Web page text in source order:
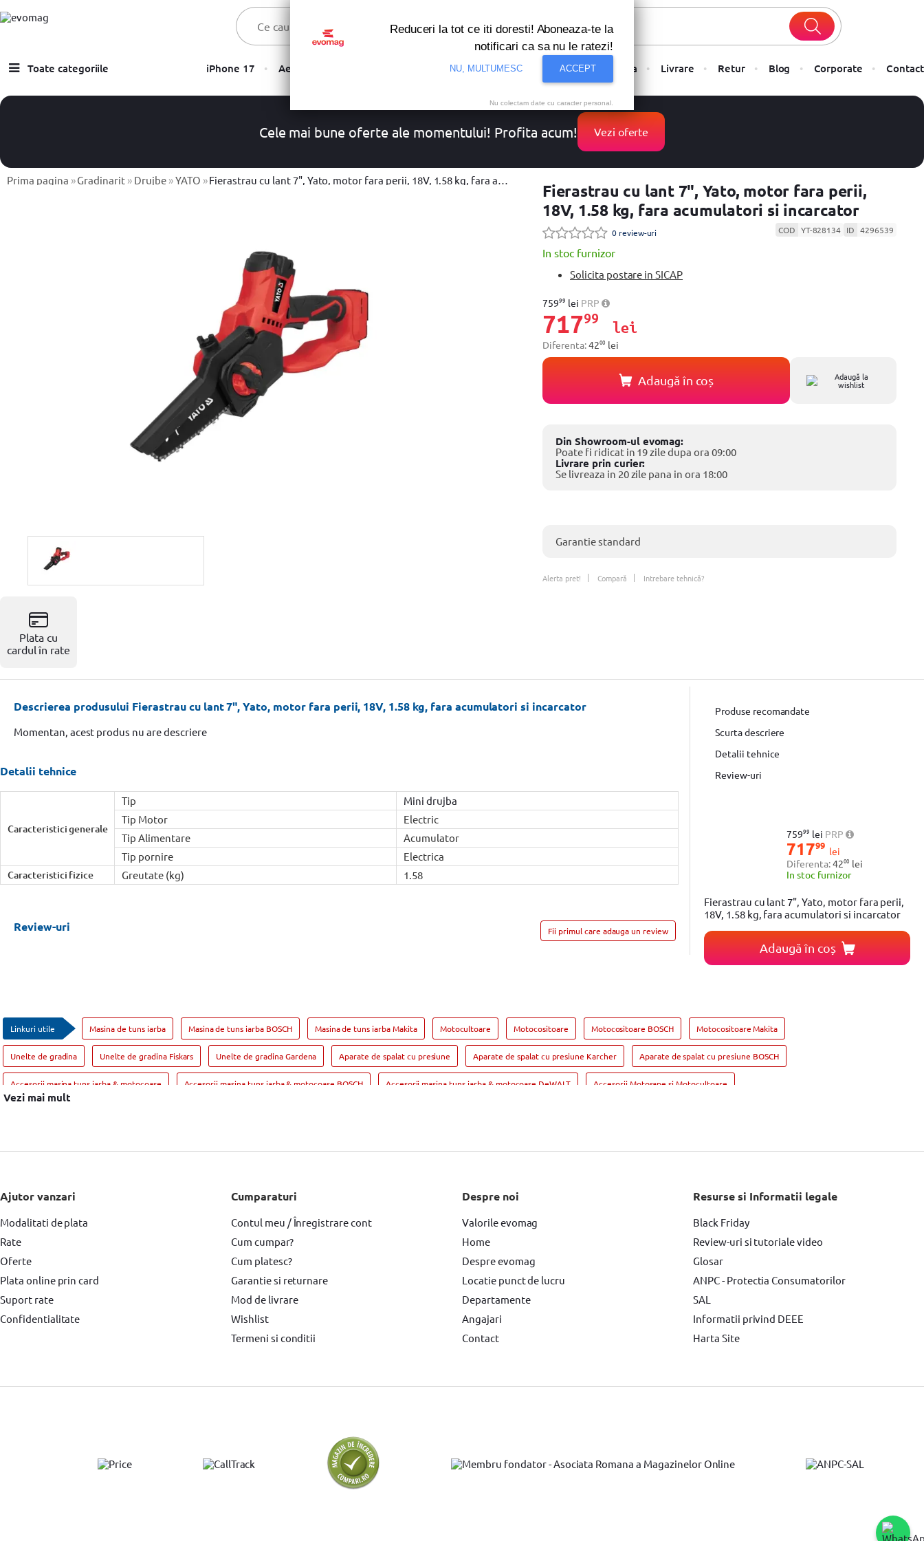
Toate categoriile
Laptopuri
Componente PC & Gaming
Ceasuri
Servicii
Vouchere
Resigilate
iPhone 17 Aer Conditionat Oferte Resigilate Solutii de Plata Livrare Retur Blog Corporate Contact
Cele mai bune oferte ale momentului! Profita acum! Vezi oferte
Prima pagina »Gradinarit » Drujbe »YATO »Fierastrau cu lant 7", Yato, motor fara perii, 18V, 1.58 kg, fara acumulatori si incarcator
Plata cu
cardul în rate
Fierastrau cu lant 7", Yato, motor fara perii,
18V, 1.58 kg, fara acumulatori si incarcator
0 review-uri COD YT-828134 ID 4296539
In stoc furnizor
Solicita postare in SICAP
75999 lei PRP
71799
lei
Diferenta:4200 lei
Adaugă în coș Adaugă la
wishlist
Din Showroom-ul evomag:
Poate fi ridicat in 19 zile dupa ora 09:00
Livrare prin curier:
Se livreaza in 20 zile pana in ora 18:00
Garantie standard
Alerta pret! Compară Intrebare tehnică?
Produse recomandate
Scurta descriere
Detalii tehnice
Review-uri
75999 lei PRP
71799 lei
Diferenta:4200 lei
In stoc furnizor
Fierastrau cu lant 7", Yato, motor fara perii,
18V, 1.58 kg, fara acumulatori si incarcator
Adaugă în coș
Descrierea produsului Fierastrau cu lant 7", Yato, motor fara perii, 18V, 1.58 kg, fara acumulatori si incarcator
Momentan, acest produs nu are descriere
Detalii tehnice
Caracteristici generale
Tip
Mini drujba
Tip Motor
Electric
Tip Alimentare
Acumulator
Tip pornire
Electrica
Caracteristici fizice
Greutate (kg) 1.58
Fii primul care adauga un review
Review-uri
Linkuri utile Masina de tuns iarba Masina de tuns iarba BOSCH Masina de tuns iarba Makita Motocultoare Motocositoare Motocositoare BOSCH Motocositoare Makita
Unelte de gradina Unelte de gradina Fiskars Unelte de gradina Gardena Aparate de spalat cu presiune Aparate de spalat cu presiune Karcher Aparate de spalat cu presiune BOSCH
Accesorii masina tuns iarba & motocoase Accesorii masina tuns iarba & motocoase BOSCH Accesorii masina tuns iarba & motocoase DeWALT Accesorii Motosape si Motocultoare
Vezi mai mult
Ajutor vanzari
Modalitati de plata
Rate
Oferte
Plata online prin card
Suport rate
Confidentialitate
Cumparaturi
Contul meu / Înregistrare cont
Cum cumpar?
Cum platesc?
Garantie si returnare
Mod de livrare
Wishlist
Termeni si conditii
Despre noi
Valorile evomag
Home
Despre evomag
Locatie punct de lucru
Departamente
Angajari
Contact
Resurse si Informatii legale
Black Friday
Review-uri si tutoriale video
Glosar
ANPC - Protectia Consumatorilor
SAL
Informatii privind DEEE
Harta Site
Reduceri la tot ce iti doresti! Aboneaza-te la
notificari ca sa nu le ratezi!
NU, MULTUMESC ACCEPT
Nu colectam date cu caracter personal.